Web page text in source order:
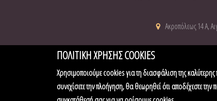
Ακροπόλεως 14 Α,
Feeling Fit | Γυμναστήριο -
ΠΟΛΙΤΙΚΗ ΧΡΗΣΗΣ COOKIES
Χρησιμοποιούμε cookies για τη διασφάλιση της
συνεχίσετε την πλοήγηση, θα θεωρηθεί ότι αποδέχεστε την